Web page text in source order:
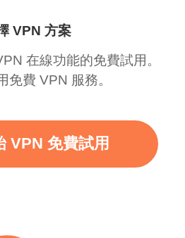
VPN 方案
在線功能的免費試用。
免費 VPN 服務。
VPN 免費試用